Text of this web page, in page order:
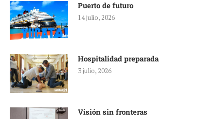
Puerto de futuro
14 julio, 2026
Hospitalidad preparada
3 julio, 2026
Visión sin fronteras